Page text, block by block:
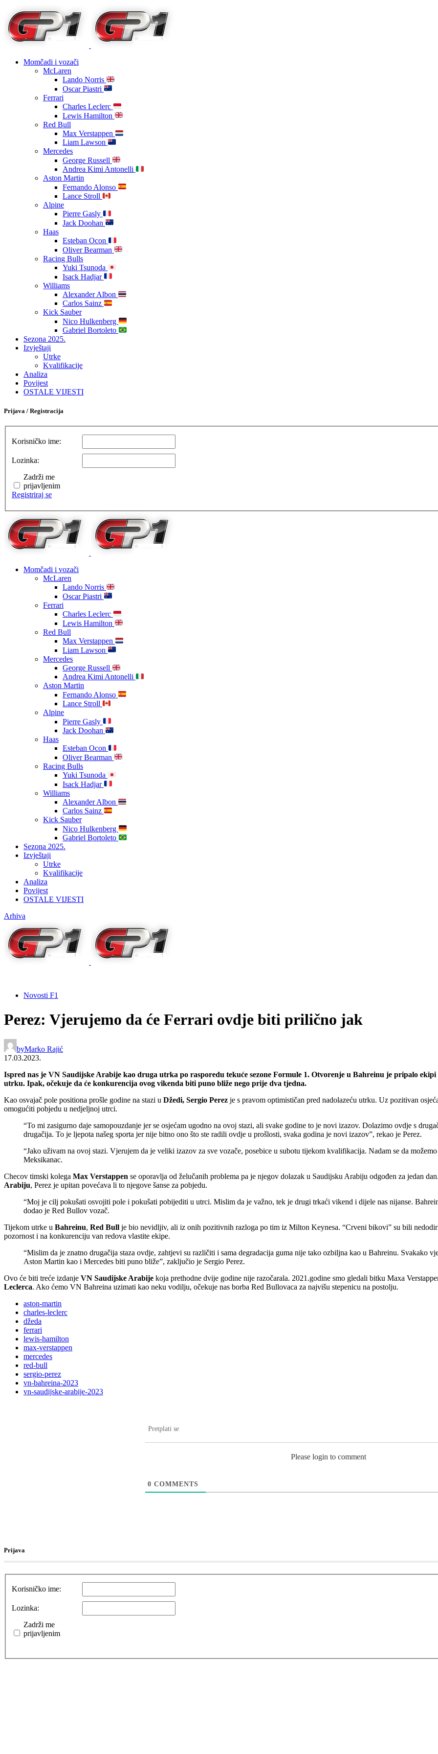
Momčadi i vozači
McLaren
Lando Norris
Oscar Piastri
Ferrari
Charles Leclerc
Lewis Hamilton
Red Bull
Max Verstappen
Liam Lawson
Mercedes
George Russell
Andrea Kimi Antonelli
Aston Martin
Fernando Alonso
Lance Stroll
Alpine
Pierre Gasly
Jack Doohan
Haas
Esteban Ocon
Oliver Bearman
Racing Bulls
Yuki Tsunoda
Isack Hadjar
Williams
Alexander Albon
Carlos Sainz
Kick Sauber
Nico Hulkenberg
Gabriel Bortoleto
Sezona 2025.
Izvještaji
Utrke
Kvalifikacije
Analiza
Povijest
OSTALE VIJESTI
Prijava / Registracija
Korisničko ime:
Lozinka:
Zadrži me
prijavljenim
Registriraj se
Momčadi i vozači
McLaren
Lando Norris
Oscar Piastri
Ferrari
Charles Leclerc
Lewis Hamilton
Red Bull
Max Verstappen
Liam Lawson
Mercedes
George Russell
Andrea Kimi Antonelli
Aston Martin
Fernando Alonso
Lance Stroll
Alpine
Pierre Gasly
Jack Doohan
Haas
Esteban Ocon
Oliver Bearman
Racing Bulls
Yuki Tsunoda
Isack Hadjar
Williams
Alexander Albon
Carlos Sainz
Kick Sauber
Nico Hulkenberg
Gabriel Bortoleto
Sezona 2025.
Izvještaji
Utrke
Kvalifikacije
Analiza
Povijest
OSTALE VIJESTI
Arhiva
Novosti F1
Perez: Vjerujemo da će Ferrari ovdje biti prilično jak
byMarko Rajić
17.03.2023.
Ispred nas je VN Saudijske Arabije kao druga utrka po rasporedu tekuće sezone Formule 1. Otvorenje u Bahreinu je pripalo
utrku. Ipak, očekuje da će konkurencija ovog vikenda biti puno bliže nego prije dva tjedna.
Kao osvajač pole positiona prošle godine na stazi u Džedi, Sergio Perez je s pravom optimističan pred nadolazeću utrku. Uz pozitivan
omogućiti pobjedu u nedjeljnoj utrci.
“To mi zasigurno daje samopouzdanje jer se osjećam ugodno na ovoj stazi, ali svake godine to je novi izazov. Dolazimo ovdje s
drugačija. To je ljepota našeg sporta jer nije bitno ono što ste radili ovdje u prošlosti, svaka godina je novi izazov”, rekao je Perez.
“Jako uživam na ovoj stazi. Vjerujem da je veliki izazov za sve vozače, posebice u subotu tijekom kvalifikacija. Nadam se da
Meksikanac.
Checov timski kolega Max Verstappen se oporavlja od želučanih problema pa je njegov dolazak u Saudijsku Arabiju odgođen za jedan
Arabiju, Perez je upitan povećava li to njegove šanse za pobjedu.
“Moj je cilj pokušati osvojiti pole i pokušati pobijediti u utrci. Mislim da je važno, tek je drugi trkaći vikend i dijele nas nijanse.
dodao je Red Bullov vozač.
Tijekom utrke u Bahreinu, Red Bull je bio nevidljiv, ali iz onih pozitivnih razloga po tim iz Milton Keynesa. “Crveni bikovi” su bili
pozornost i na konkurenciju van redova vlastite ekipe.
“Mislim da je znatno drugačija staza ovdje, zahtjevi su različiti i sama degradacija guma nije tako ozbiljna kao u Bahreinu. Svakako
Aston Martin kao i Mercedes biti puno bliže”, zaključio je Sergio Perez.
Ovo će biti treće izdanje VN Saudijske Arabije koja prethodne dvije godine nije razočarala. 2021.godine smo gledali bitku Maxa
Leclerca. Ako ćemo VN Bahreina uzimati kao neku vodilju, očekuje nas borba Red Bullovaca za najvišu stepenicu na postolju.
aston-martin
charles-leclerc
džeda
ferrari
lewis-hamilton
max-verstappen
mercedes
red-bull
sergio-perez
vn-bahreina-2023
vn-saudijske-arabije-2023
Pretplati se
Please login to comment
0 COMMENTS
Prijava
Korisničko ime:
Lozinka:
Zadrži me
prijavljenim